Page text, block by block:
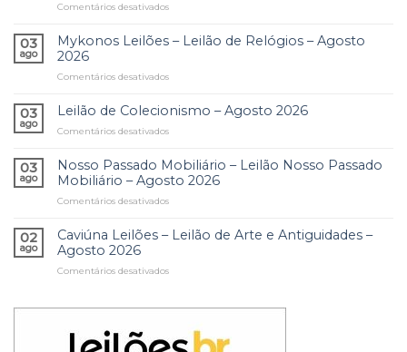
Comitentes
Glória
de
–
Agosto
Comentários desativados
Leilões
Arte
Agosto
2026
03
ago
Mykonos Leilões – Leilão de Relógios – Agosto
2026
Comentários desativados
Leilões
Relógios
–
03
ago
Leilão de Colecionismo – Agosto 2026
Comentários desativados
de
Colecionismo
03
ago
Nosso Passado Mobiliário – Leilão Nosso Passado
Mobiliário – Agosto 2026
Comentários desativados
Passado
Agosto
02
ago
Caviúna Leilões – Leilão de Arte e Antiguidades –
Agosto 2026
Comentários desativados
Leilão
de